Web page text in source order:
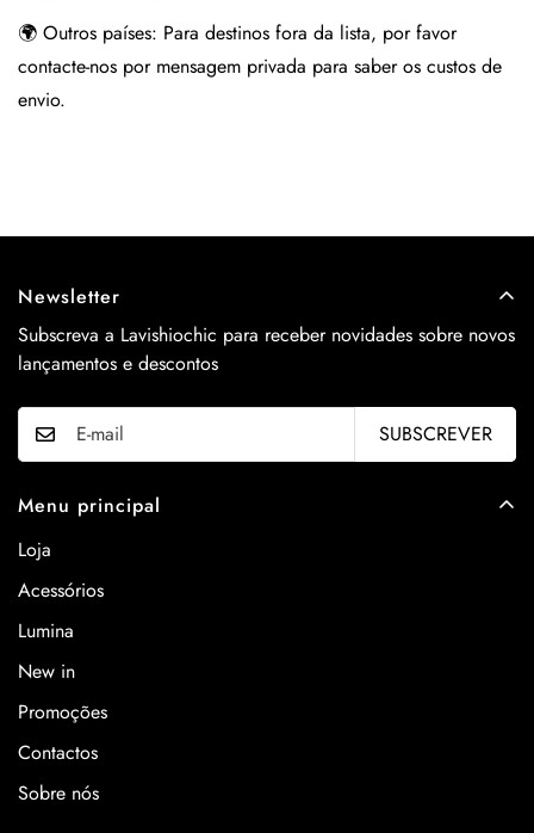
🌍 Outros países: Para destinos fora da lista, por favor
contacte-nos por mensagem privada para saber os custos de
envio.
Newsletter
Subscreva a Lavishiochic para receber novidades sobre novos
lançamentos e descontos
SUBSCREVER
Menu principal
Loja
Acessórios
Lumina
New in
Promoções
Contactos
Sobre nós